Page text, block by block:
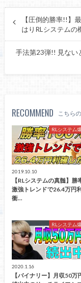
【圧倒的勝率!!】
はりRLシステム
手法第23弾!! 見ない
RECOMMEND こちら
RLシステム
2019.10.10
【RLシステムの真髄】勝
激強トレンドで26.4万円
衝…
RLシステム
2020.1.16
【バイナリー】月収50万